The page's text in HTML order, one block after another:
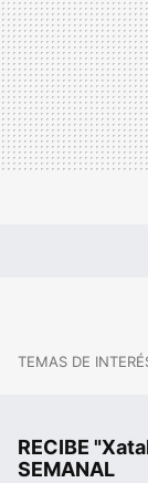
TEMAS DE
RECIBE
SEMANAL